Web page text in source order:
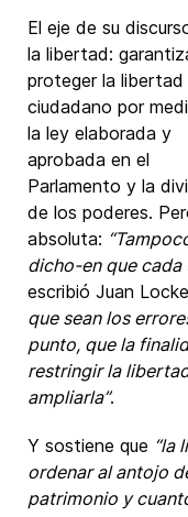
El eje de su
la libertad:
proteger la libertad
ciudadano por
la ley elaborada y
aprobada en el
Parlamento y la
de los poderes.
absoluta:
dicho-en que cada
escribió Juan
que sean los
punto, que la
restringir la
ampliarla”.
Y sostiene que “la
ordenar al antojo
patrimonio y